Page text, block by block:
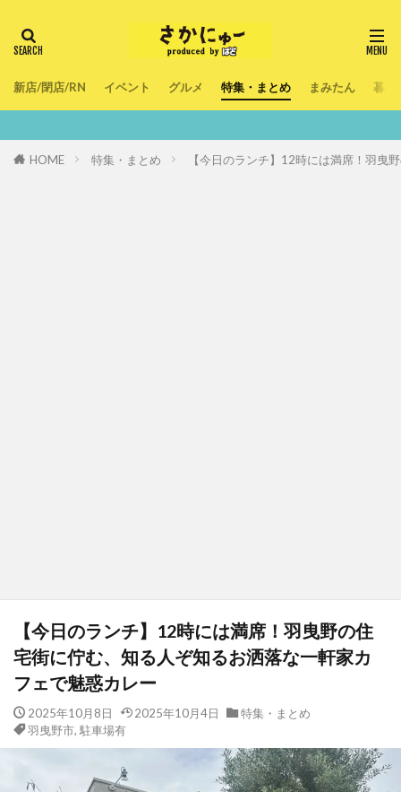
新店/閉店/RN イベント グルメ 特集・まとめ まみたん 暮ら
HOME 特集・まとめ 【今日のランチ】12時には満席！羽曳
【今日のランチ】12時には満席！羽曳野の住
宅街に佇む、知る人ぞ知るお洒落な一軒家カ
フェで魅惑カレー
2025年10月8日 2025年10月4日
特集・まとめ
羽曳野市, 駐車場有